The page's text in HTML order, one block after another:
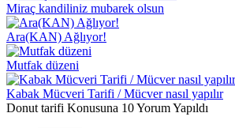
Miraç kandiliniz mubarek olsun
Ara(KAN) Ağlıyor!
Mutfak düzeni
Kabak Mücveri Tarifi / Mücver nasıl yapılır
Donut tarifi Konusuna 10 Yorum Yapıldı